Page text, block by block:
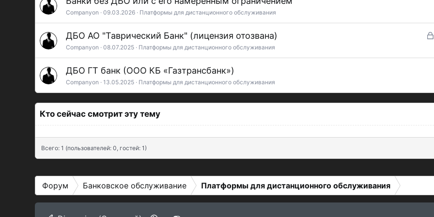
Companyon 09.03.2026 Платформы для дистанционного обслуживания
З
ДБО АО "Таврический Банк" (лицензия отозвана)
Companyon 08.07.2025 Платформы для дистанционного обслуживания
ДБО ГТ банк (ООО КБ «Газтрансбанк»)
Companyon 13.05.2025 Платформы для дистанционного обслуживания
Кто сейчас смотрит эту тему
Всего: 1 (пользователей: 0, гостей: 1)
Форум Банковское обслуживание Платформы для дистанционного обслуживания